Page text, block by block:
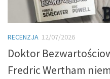
RECENZJA 12/07/2026
Doktor
Fredric Wertham